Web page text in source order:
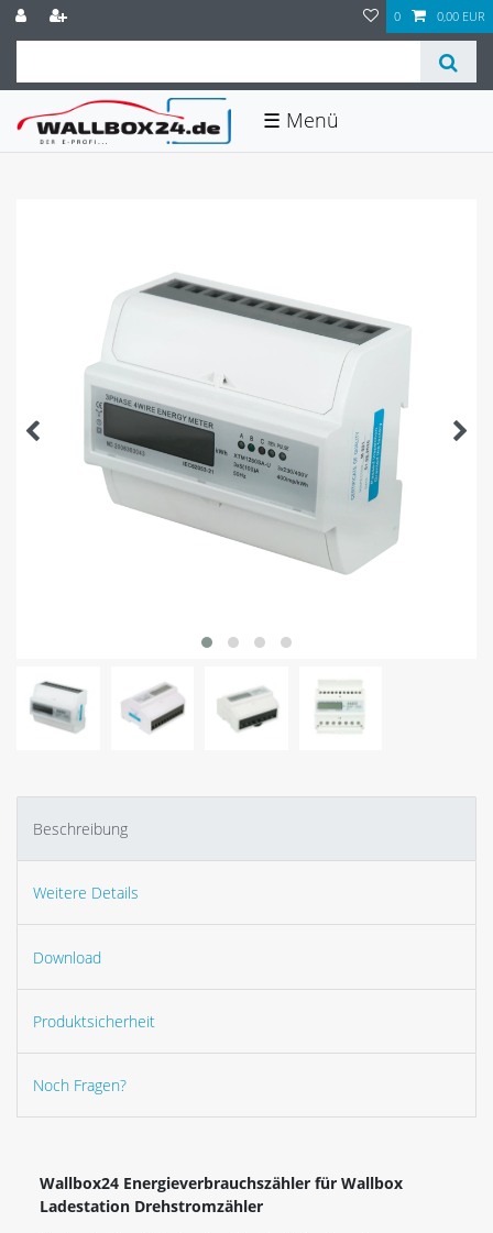
0 0,00 EUR
☰
Beschreibung
Weitere Details
Download
Produktsicherheit
Noch Fragen?
Wallbox24 Energieverbrauchszähler für Wallbox
Ladestation Drehstromzähler